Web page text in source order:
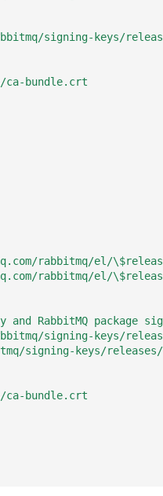
signing-keys/
bundle.crt
rabbitmq/el/
rabbitmq/el/
RabbitMQ package
signing-keys/
signing-keys/
bundle.crt